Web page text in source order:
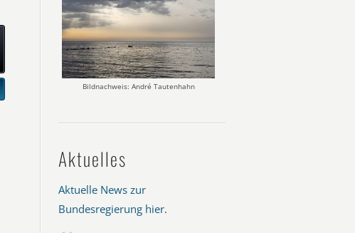
Bildnachweis: André Tautenhahn
Aktuelles
Aktuelle News zur
Bundesregierung hier.